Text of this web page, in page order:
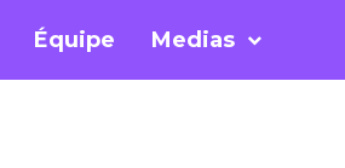
Équipe Medias